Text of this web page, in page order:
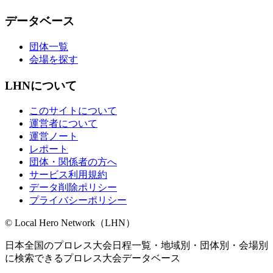
データベース
団体一覧
会場を探す
LHNについて
このサイトについて
運営者について
運営ノート
レポート
団体・関係者の方へ
サービス利用規約
データ削除ポリシー
プライバシーポリシー
© Local Hero Network（LHN）
日本全国のプロレス大会日程一覧・地域別・団体別・会場別
に検索できるプロレス大会データベース